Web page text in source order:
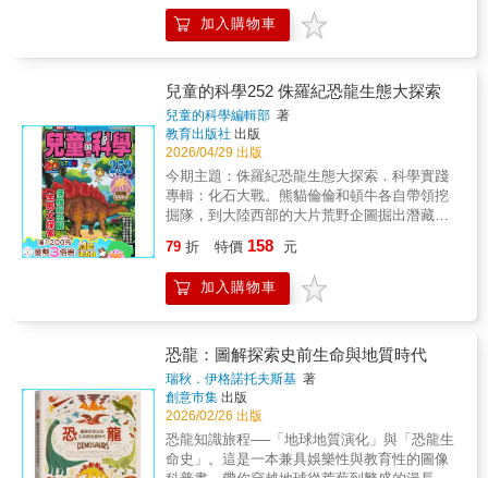
寓教於樂，每一頁都能讓孩子感受到驚
喜。 全書共24個生動的立體設計，讓恐龍
一個恐龍都會「彈」出書本，彷彿身臨其境，
孩子可從中認識恐龍的特徵和習性，在充滿樂
趣的閱讀中學習新知識！ 本書特色1. 立體
場景逼真：共24個立體頁，恐龍栩栩如生呈現
在眼前，讓閱讀變成一場探索冒險！2. 趣味科
普知識：趣味圖像搭配簡單易懂的文字介紹，
增加孩子的知識和認知能力。3. 提升閱讀能
力：文字附注音，幫助孩子練習識字，培養獨
立閱讀的能力。4. 硬殼精裝大開本：大開本好
本更扎實，不易脫落。
加入購物車
兒童的科學252 侏羅紀恐龍生態大探索
兒童的科學編輯部 著
教育出版社 出版
2026/04/29 出版
今期主題：侏羅紀恐龍生態大探索．科學實踐
專輯：化石大戰。熊貓倫倫和頓牛各自帶領挖
掘隊，到大陸西部的大片荒野企圖掘出潛藏的
其間他們都發現了劍龍的部分化石，再作分
析，從中解說化石的形成過程、劍龍的構造與
習性，還有侏羅紀生態環境等知識。
79 折 特價 158 元
加入購物車
恐龍：圖解探索史前生命與地質時代
瑞秋．伊格諾托夫斯基 著
創意市集 出版
2026/02/26 出版
恐龍知識旅程──「地球地質演化」與「恐龍生
命史」。這是一本兼具娛樂性與教育性的圖像